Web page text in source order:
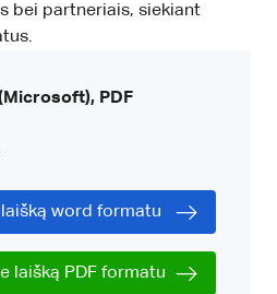
bei partneriais, siekiant
PDF
word formatu
laišką PDF formatu